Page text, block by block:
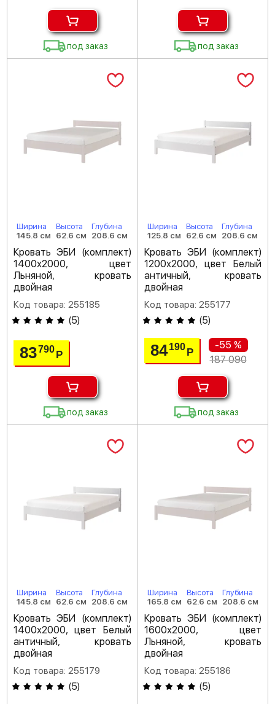
под заказ под заказ
Ширина
145.8 см
Высота
62.6 см
Глубина
208.6 см
Кровать ЭБИ (комплект)
1400х2000, цвет
Льняной, кровать
двойная
Код товара: 255185
(5)
83790Р
под заказ
Ширина
125.8 см
Высота
62.6 см
Глубина
208.6 см
Кровать ЭБИ (комплект)
1200х2000, цвет Белый
античный, кровать
двойная
Код товара: 255177
(5)
84 190 Р
-55 %
187 090
под заказ
Ширина
145.8 см
Высота
62.6 см
Глубина
208.6 см
Кровать ЭБИ (комплект)
1400х2000, цвет Белый
античный, кровать
двойная
Код товара: 255179
(5)
Ширина
165.8 см
Высота
62.6 см
Глубина
208.6 см
Кровать ЭБИ (комплект)
1600х2000, цвет
Льняной, кровать
двойная
Код товара: 255186
(5)